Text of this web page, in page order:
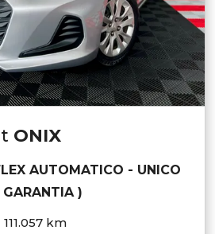
ONIX
AUTOMATICO - UNICO
)
111.057 km